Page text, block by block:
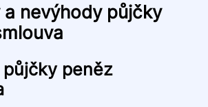
nevýhody půjčky
peněz